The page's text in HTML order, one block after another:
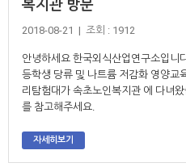
복지관 방문
2018-08-21 | 조회 : 1912
안녕하세요 한국외식산업연구소입니
등학생 당류 및 나트륨 저감화 영양교
리탐험대가 속초노인복지관 에 다녀
를 참고해주세요.
자세히보기